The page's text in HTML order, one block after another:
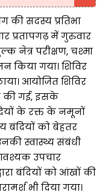
की सदस्य प्रतिभा
प्रतापगढ़ में गुरुवार
नेत्र परीक्षण, चश्मा
किया गया। शिविर
आयोजित शिविर
की गई, इसके
के रक्त के नमूनों
बंदियों को बेहतर
स्वास्थ्य संबंधी
उपचार
बंदियों को आंखों की
भी दिया गया।